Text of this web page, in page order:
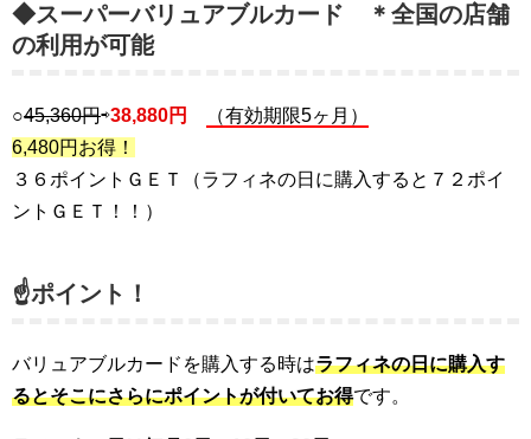
◆スーパーバリュアブルカード ＊全国の店舗
の利用が可能
○45,360円⇨38,880円
（有効期限5ヶ月）
6,480円お得！
３６ポイントＧＥＴ（ラフィネの日に購入すると７２ポイ
ントＧＥＴ！！）
☝ポイント！
バリュアブルカードを購入する時はラフィネの日に購入す
るとそこにさらにポイントが付いてお得です。